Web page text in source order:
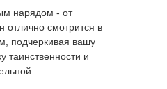
нарядом - от
отлично смотрится в
подчеркивая вашу
таинственности и